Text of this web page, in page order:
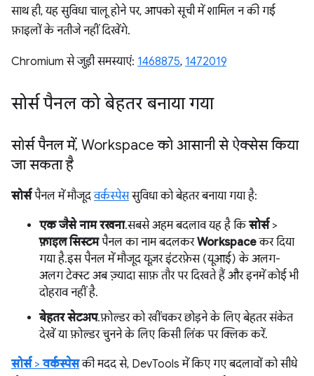
साथ ही, यह सुविधा चालू होने पर, आपको सूची में शामिल न की गई
फ़ाइलों के नतीजे नहीं दिखेंगे.
Chromium से जुड़ी समस्याएं: 1468875, 1472019
सोर्स पैनल को बेहतर बनाया गया
सोर्स पैनल में, Workspace को आसानी से ऐक्सेस किया
जा सकता है
सोर्सपैनल में मौजूदवर्कस्पेससुविधा को बेहतर बनाया गया है:
एक जैसे नाम रखना. सबसे अहम बदलाव यह है किसोर्स>
फ़ाइल सिस्टमपैनल का नाम बदलकरWorkspaceकर दिया
गया है. इस पैनल में मौजूद यूज़र इंटरफ़ेस (यूआई) के अलग-
अलग टेक्स्ट अब ज़्यादा साफ़ तौर पर दिखते हैं और इनमें कोई भी
दोहराव नहीं है.
बेहतर सेटअप. फ़ोल्डर को खींचकर छोड़ने के लिए बेहतर संकेत
देखें या फ़ोल्डर चुनने के लिए किसी लिंक पर क्लिक करें.
सोर्स>वर्कस्पेसकी मदद से, DevTools में किए गए बदलावों को सीधे